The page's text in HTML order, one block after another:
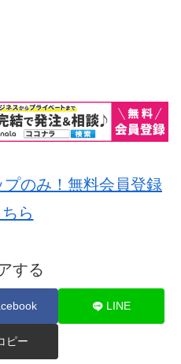
のみ！無料会員登録
ら
する
LINE
ピー